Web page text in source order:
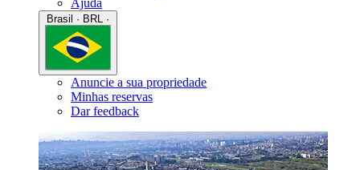
Ajuda
Anuncie a sua propriedade
Minhas reservas
Dar feedback